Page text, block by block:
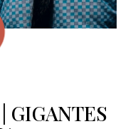
GIGANTES